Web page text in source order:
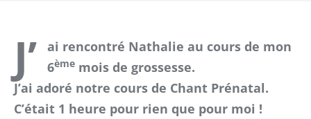
J’
ai rencontré Nathalie au cours de mon
6ème mois de grossesse.
J’ai adoré notre cours de Chant Prénatal.
C’était 1 heure pour rien que pour moi !